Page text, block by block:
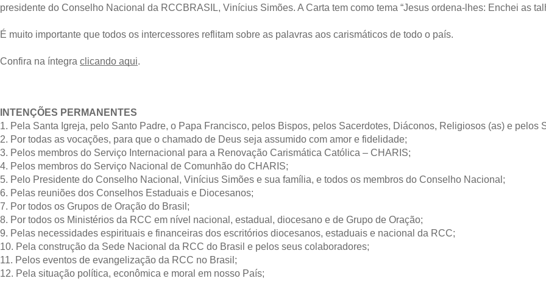
presidente do Conselho Nacional da RCCBRASIL, Vinícius Simões. A Carta tem como tema “Jesus ordena-lhes: Enchei as
É muito importante que todos os intercessores reflitam sobre as palavras aos carismáticos de todo o país.
Confira na íntegra clicando aqui.
INTENÇÕES PERMANENTES
1. Pela Santa Igreja, pelo Santo Padre, o Papa Francisco, pelos Bispos, pelos Sacerdotes, Diáconos, Religiosos (as) e pelos
2. Por todas as vocações, para que o chamado de Deus seja assumido com amor e fidelidade;
3. Pelos membros do Serviço Internacional para a Renovação Carismática Católica – CHARIS;
4. Pelos membros do Serviço Nacional de Comunhão do CHARIS;
5. Pelo Presidente do Conselho Nacional, Vinícius Simões e sua família, e todos os membros do Conselho Nacional;
6. Pelas reuniões dos Conselhos Estaduais e Diocesanos;
7. Por todos os Grupos de Oração do Brasil;
8. Por todos os Ministérios da RCC em nível nacional, estadual, diocesano e de Grupo de Oração;
9. Pelas necessidades espirituais e financeiras dos escritórios diocesanos, estaduais e nacional da RCC;
10. Pela construção da Sede Nacional da RCC do Brasil e pelos seus colaboradores;
11. Pelos eventos de evangelização da RCC no Brasil;
12. Pela situação política, econômica e moral em nosso País;